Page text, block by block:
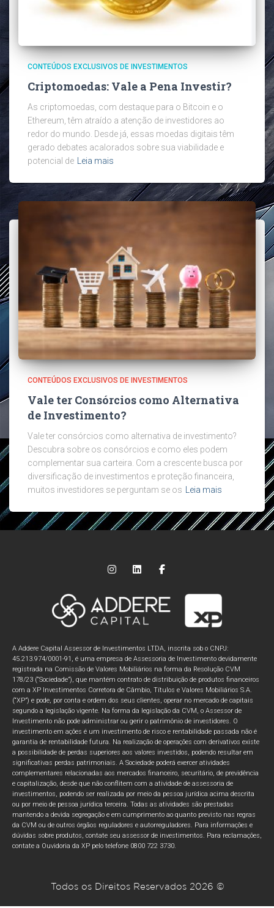
CONTEÚDOS EXCLUSIVOS DE INVESTIMENTOS
Criptomoedas: Vale a Pena Investir?
As criptomoedas, com destaque para o Bitcoin e o
Ethereum, têm atraído a atenção de investidores ao
redor do mundo. Desde já, essas moedas digitais têm
gerado debates acalorados sobre sua viabilidade e
potencial de
Leia mais
CONTEÚDOS EXCLUSIVOS DE INVESTIMENTOS
Vale ter Consórcios como Alternativa
de Investimento?
Vale ter consórcios como alternativa de investimento?
Descubra sobre os consórcios e como eles podem
complementar sua carteira. Com a crescente busca por
diversificação de investimentos e proteção financeira,
muitos investidores se perguntam se os
Leia mais
A Addere Capital Assessor de Investimentos LTDA, inscrita sob o CNPJ:
45.213.974/0001-91, é uma empresa de Assessoria de Investimento devidamente
registrada na Comissão de Valores Mobiliários na forma da Resolução CVM
178/23 (“Sociedade”), que mantém contrato de distribuição de produtos financeiros
com a XP Investimentos Corretora de Câmbio, Títulos e Valores Mobiliários S.A.
(“XP”) e pode, por conta e ordem dos seus clientes, operar no mercado de capitais
segundo a legislação vigente. Na forma da legislação da CVM, o Assessor de
Investimento não pode administrar ou gerir o patrimônio de investidores. O
investimento em ações é um investimento de risco e rentabilidade passada não é
garantia de rentabilidade futura. Na realização de operações com derivativos existe
a possibilidade de perdas superiores aos valores investidos, podendo resultar em
significativas perdas patrimoniais. A Sociedade poderá exercer atividades
complementares relacionadas aos mercados financeiro, securitário, de previdência
e capitalização, desde que não conflitem com a atividade de assessoria de
investimentos, podendo ser realizada por meio da pessoa jurídica acima descrita
ou por meio de pessoa jurídica terceira. Todas as atividades são prestadas
mantendo a devida segregação e em cumprimento ao quanto previsto nas regras
da CVM ou de outros órgãos reguladores e autorreguladores. Para informações e
dúvidas sobre produtos, contate seu assessor de investimentos. Para reclamações,
contate a Ouvidoria da XP pelo telefone 0800 722 3730.
Todos os Direitos Reservados 2026 ©